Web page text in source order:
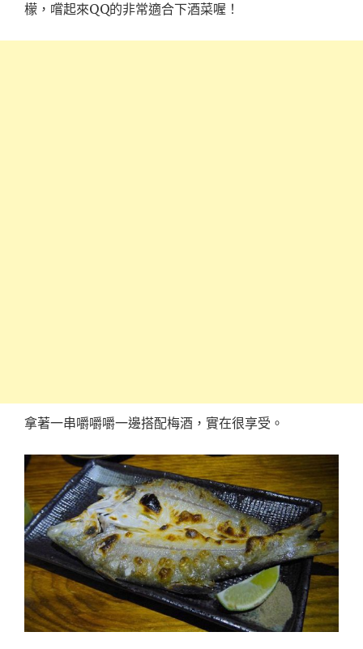
檬，嚐起來QQ的非常適合下酒菜喔！
拿著一串嚼嚼嚼一邊搭配梅酒，實在很享受。